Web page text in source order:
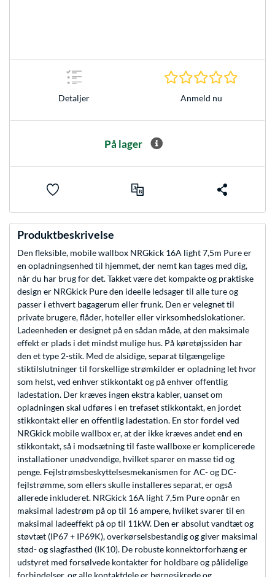
Detaljer Anmeld nu
På lager
Produktbeskrivelse
Den fleksible, mobile wallbox NRGkick 16A light 7,5m Pure er
en opladningsenhed til hjemmet, der nemt kan tages med dig,
når du har brug for det. Takket være det kompakte og praktiske
design er NRGkick Pure den ideelle ledsager til alle ture og
passer i ethvert bagagerum eller frunk. Den er velegnet til
private brugere, flåder, hoteller eller virksomhedslokationer.
Ladeenheden er designet på en sådan måde, at den maksimale
effekt er plads i det mindst mulige hus. På køretøjssiden har
den et type 2-stik. Med de alsidige, separat tilgængelige
stiktilslutninger til forskellige strømkilder er opladning let hvor
som helst, ved enhver stikkontakt og på enhver offentlig
ladestation. Der kræves ingen ekstra kabler, uanset om
opladningen skal udføres i en trefaset stikkontakt, en jordet
stikkontakt eller en offentlig ladestation. En stor fordel ved
NRGkick mobile wallbox er, at der ikke kræves andet end en
stikkontakt, så i modsætning til faste wallboxe er komplicerede
installationer unødvendige, hvilket sparer en masse tid og
penge. Fejlstrømsbeskyttelsesmekanismen for AC- og DC-
fejlstrømme, som ellers skulle installeres separat, er også
allerede inkluderet. NRGkick 16A light 7,5m Pure opnår en
maksimal ladestrøm på op til 16 ampere, hvilket svarer til en
maksimal ladeeffekt på op til 11kW. Den er absolut vandtæt og
støvtæt (IP67 + IP69K), overkørselsbestandig og giver maksimal
stød- og slagfasthed (IK10). De robuste konnektorforhæng er
udstyret med forsølvede kontakter for holdbare og pålidelige
forbindelser, og alle kontaktdele er børnesikrede og